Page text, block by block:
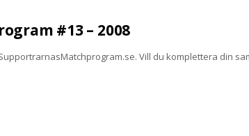
#13 – 2008
Vill du komplettera din